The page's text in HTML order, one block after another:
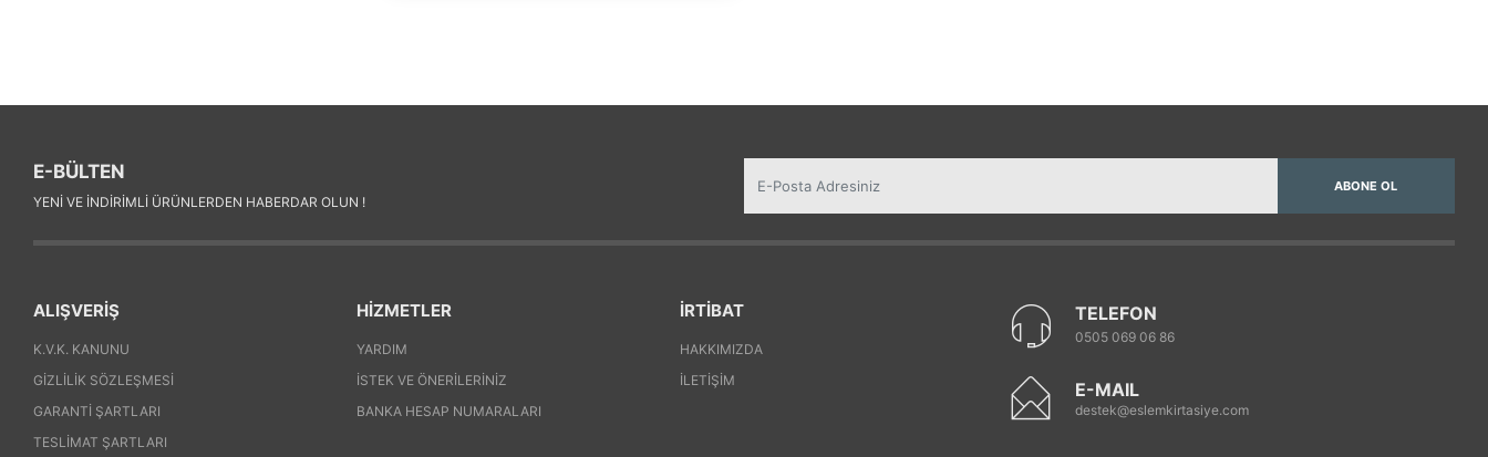
E-BÜLTEN
YENI VE INDIRIMLI ÜRÜNLERDEN HABERDAR OLUN !
ABONE OL
ALIŞVERİŞ
K.V.K. KANUNU
GIZLILIK SÖZLEŞMESI
GARANTI ŞARTLARI
TESLIMAT ŞARTLARI
HİZMETLER
YARDIM
İSTEK VE ÖNERILERINIZ
BANKA HESAP NUMARALARI
İRTİBAT
HAKKIMIZDA
İLETIŞIM
TELEFON
0505 069 06 86
E-MAIL
destek@eslemkirtasiye.com